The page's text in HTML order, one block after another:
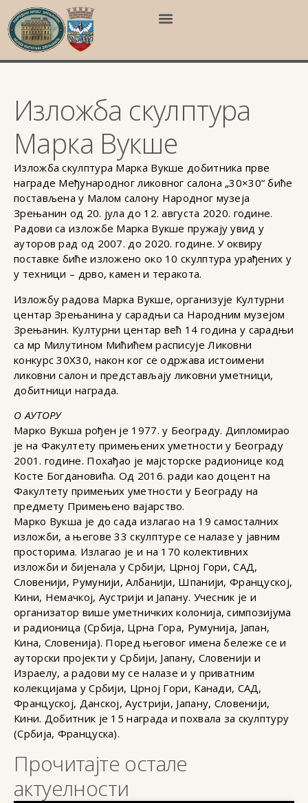
Изложба скулптура
Марка Вукше
Изложба скулптура Марка Вукше добитника прве
награде Међународног ликовног салона „30×30“ биће
постављена у Малом салону Народног музеја
Зрењанин од 20. јула до 12. августа 2020. године.
Радови са изложбе Марка Вукше пружају увид у
ауторов рад од 2007. до 2020. године. У оквиру
поставке биће изложено око 10 скулптура урађених у
у техници – дрво, камен и теракота.
Изложбу радова Марка Вукше, организује Културни
центар Зрењанина у сарадњи са Народним музејом
Зрењанин. Културни центар већ 14 година у сарадњи
са мр Милутином Мићићем расписује Ликовни
конкурс 30X30, након ког се одржава истоимени
ликовни салон и представљају ликовни уметници,
добитници награда.
О АУТОРУ
Марко Вукша рођен је 1977. у Београду. Дипломирао
је на Факултету примењених уметности у Београду
2001. године. Похађао је мајсторске радионице код
Косте Богдановића. Од 2016. ради као доцент на
Факултету примењих уметности у Београду на
предмету Примењено вајарство.
Марко Вукша је до сада излагао на 19 самосталних
изложби, а његове 33 скулптуре се налазе у јавним
просторима. Излагао је и на 170 колективних
изложби и бијенала у Србији, Црној Гори, САД,
Словенији, Румунији, Албанији, Шпанији, Француској,
Кини, Немачкој, Аустрији и Јапану. Учесник је и
организатор више уметничких колонија, симпозијума
и радионица (Србија, Црна Гора, Румунија, Јапан,
Кина, Словенија). Поред његовог имена бележе се и
ауторски пројекти у Србији, Јапану, Словенији и
Израелу, а радови му се налазе и у приватним
колекцијама у Србији, Црној Гори, Канади, САД,
Француској, Данској, Аустрији, Јапану, Словенији,
Кини. Добитник је 15 награда и похвала за скулптуру
(Србија, Француска).
Прочитајте остале
актуелности